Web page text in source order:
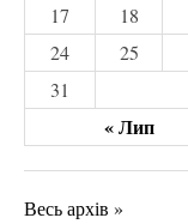
« Лип
17
18
24
25
31
Весь архів »